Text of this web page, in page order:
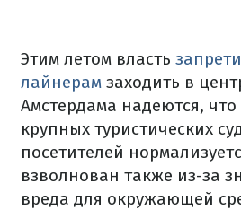
Этим летом власть
лайнерам заходить в
Амстердама надеются, что
крупных туристических
посетителей
взволнован также из-за
вреда для окружающей